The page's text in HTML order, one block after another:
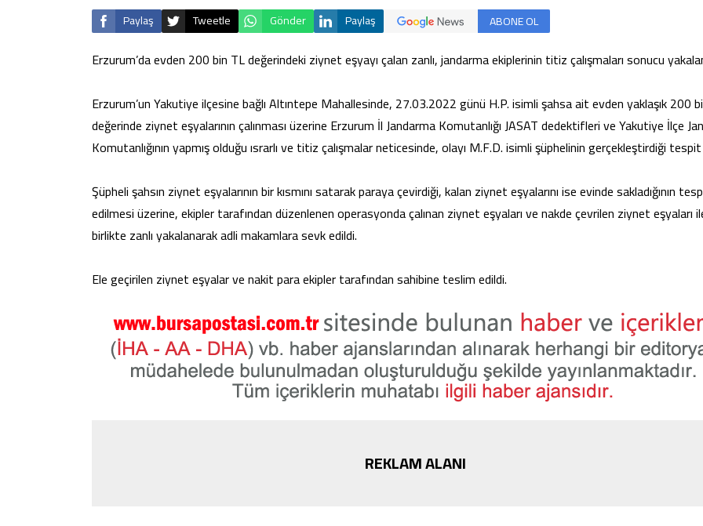
Paylaş Tweetle Gönder Paylaş ABONE OL
Erzurum’da evden 200 bin TL değerindeki ziynet eşyayı çalan zanlı, jandarma ekiplerinin titiz çalışmaları sonucu
Erzurum’un Yakutiye ilçesine bağlı Altıntepe Mahallesinde, 27.03.2022 günü H.P. isimli şahsa ait evden yaklaşık 200
değerinde ziynet eşyalarının çalınması üzerine Erzurum İl Jandarma Komutanlığı JASAT dedektifleri ve Yakutiye İlçe
Komutanlığının yapmış olduğu ısrarlı ve titiz çalışmalar neticesinde, olayı M.F.D. isimli şüphelinin gerçekleştirdiği
Şüpheli şahsın ziynet eşyalarının bir kısmını satarak paraya çevirdiği, kalan ziynet eşyalarını ise evinde sakladığının
edilmesi üzerine, ekipler tarafından düzenlenen operasyonda çalınan ziynet eşyaları ve nakde çevrilen ziynet eşyaları
birlikte zanlı yakalanarak adli makamlara sevk edildi.
Ele geçirilen ziynet eşyalar ve nakit para ekipler tarafından sahibine teslim edildi.
REKLAM ALANI